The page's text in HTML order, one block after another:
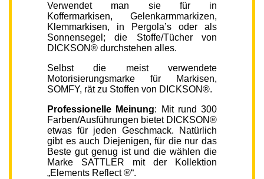
Verwendet man sie für in
Koffermarkisen, Gelenkarmmarkizen,
Klemmarkisen, in Pergola’s oder als
Sonnensegel; die Stoffe/Tücher von
DICKSON® durchstehen alles.
Selbst die meist verwendete
Motorisierungsmarke für Markisen,
SOMFY, rät zu Stoffen von DICKSON®.
Professionelle Meinung: Mit rund 300
Farben/Ausführungen bietet DICKSON®
etwas für jeden Geschmack. Natürlich
gibt es auch Diejenigen, für die nur das
Beste gut genug ist und die wählen die
Marke SATTLER mit der Kollektion
„Elements Reflect ®“.